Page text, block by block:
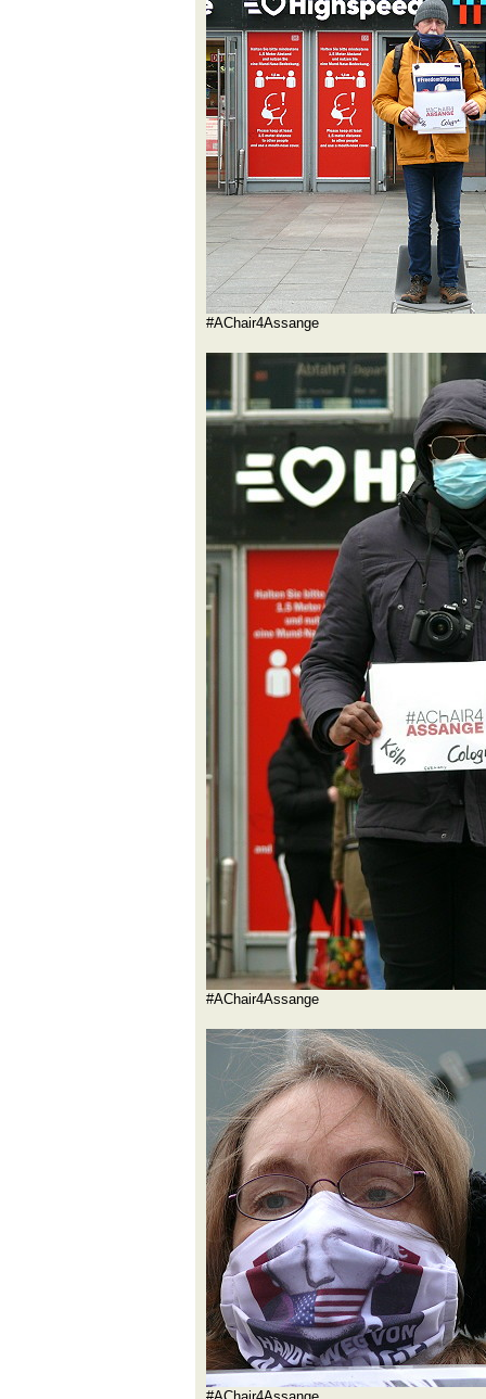
#AChair4Assange
#AChair4Assange